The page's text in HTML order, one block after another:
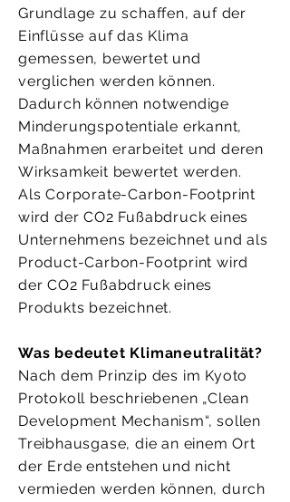
Grundlage zu schaffen, auf der
Einflüsse auf das Klima
gemessen, bewertet und
verglichen werden können.
Dadurch können notwendige
Minderungspotentiale erkannt,
Maßnahmen erarbeitet und deren
Wirksamkeit bewertet werden.
Als Corporate-Carbon-Footprint
wird der CO2 Fußabdruck eines
Unternehmens bezeichnet und als
Product-Carbon-Footprint wird
der CO2 Fußabdruck eines
Produkts bezeichnet.
Was bedeutet Klimaneutralität?
Nach dem Prinzip des im Kyoto
Protokoll beschriebenen „Clean
Development Mechanism“, sollen
Treibhausgase, die an einem Ort
der Erde entstehen und nicht
vermieden werden können, durch